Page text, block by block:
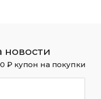
новости
₽ купон на покупки